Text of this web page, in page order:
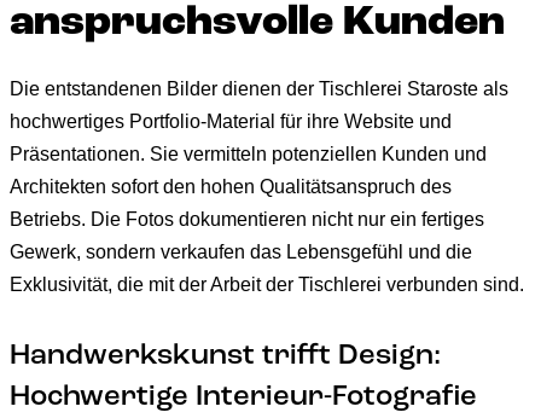
anspruchsvolle Kunden
Die entstandenen Bilder dienen der Tischlerei Staroste als
hochwertiges Portfolio-Material für ihre Website und
Präsentationen. Sie vermitteln potenziellen Kunden und
Architekten sofort den hohen Qualitätsanspruch des
Betriebs. Die Fotos dokumentieren nicht nur ein fertiges
Gewerk, sondern verkaufen das Lebensgefühl und die
Exklusivität, die mit der Arbeit der Tischlerei verbunden sind.
Handwerkskunst trifft Design:
Hochwertige Interieur-Fotografie